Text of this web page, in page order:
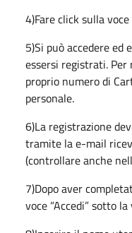
4)Fare click sulla
5)Si può accedere
essersi registrati.
proprio numero di
personale.
6)La registrazione
tramite la e-mail
(controllare anche
7)Dopo aver
voce “Accedi” sotto la